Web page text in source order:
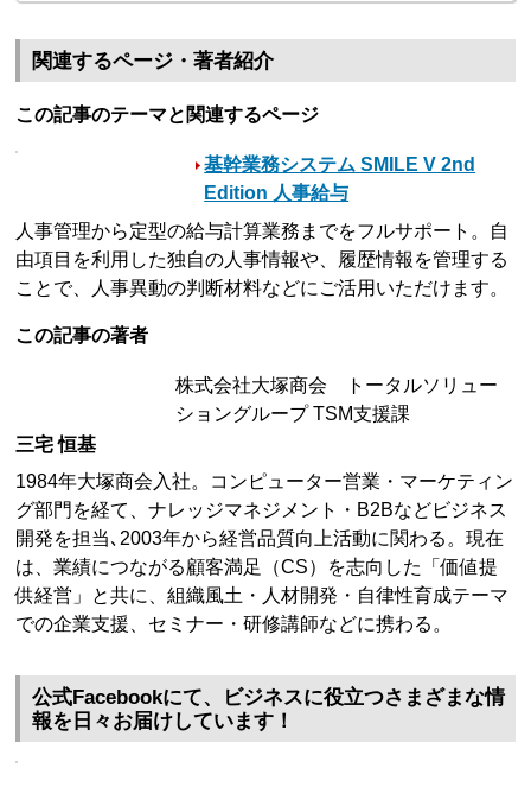
関連するページ・著者紹介
この記事のテーマと関連するページ
基幹業務システム SMILE V 2nd
Edition 人事給与
人事管理から定型の給与計算業務までをフルサポート。自
由項目を利用した独自の人事情報や、履歴情報を管理する
ことで、人事異動の判断材料などにご活用いただけます。
この記事の著者
株式会社大塚商会 トータルソリュー
ショングループ TSM支援課
三宅 恒基
1984年大塚商会入社。コンピューター営業・マーケティン
グ部門を経て、ナレッジマネジメント・B2Bなどビジネス
開発を担当､2003年から経営品質向上活動に関わる。現在
は、業績につながる顧客満足（CS）を志向した「価値提
供経営」と共に、組織風土・人材開発・自律性育成テーマ
での企業支援、セミナー・研修講師などに携わる。
公式Facebookにて、ビジネスに役立つさまざまな情
報を日々お届けしています！